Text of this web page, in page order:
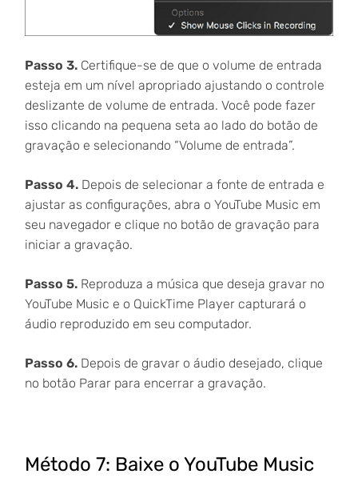
Passo 3.Certifique-se de que o volume de entrada
esteja em um nível apropriado ajustando o controle
deslizante de volume de entrada. Você pode fazer
isso clicando na pequena seta ao lado do botão de
gravação e selecionando “Volume de entrada”.
Passo 4.Depois de selecionar a fonte de entrada e
ajustar as configurações, abra o YouTube Music em
seu navegador e clique no botão de gravação para
iniciar a gravação.
Passo 5.Reproduza a música que deseja gravar no
YouTube Music e o QuickTime Player capturará o
áudio reproduzido em seu computador.
Passo 6.Depois de gravar o áudio desejado, clique
no botão Parar para encerrar a gravação.
Método 7: Baixe o YouTube Music